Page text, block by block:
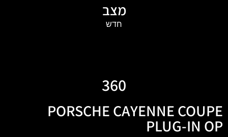
מצב
חדש
360
PORSCHE CAYENNE COUPE
PLUG-IN OP